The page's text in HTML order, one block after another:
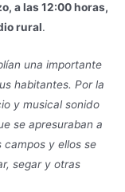
a las 12:00 horas,
rural.
una importante
habitantes. Por la
y musical sonido
se apresuraban a
campos y ellos se
segar y otras